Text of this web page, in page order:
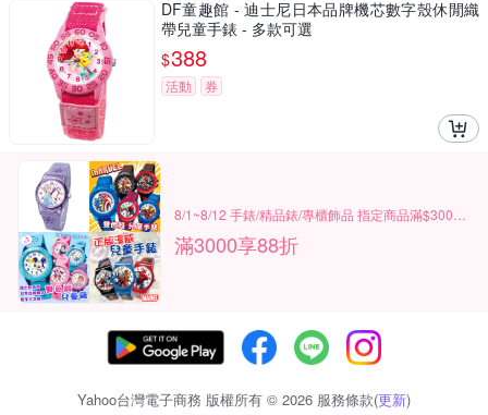
DF童趣館 - 迪士尼日本品牌機芯數字殼休閒織
帶兒童手錶 - 多款可選
$388
活動 券
滿3000享88折
Yahoo台灣電子商務 版權所有 © 2026 服務條款(更新)